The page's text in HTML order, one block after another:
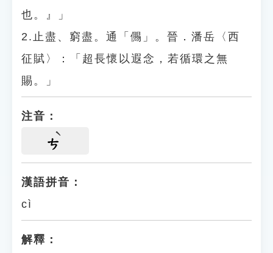
也。』」
2.止盡、窮盡。通「儩」。晉．潘岳〈西
征賦〉：「超長懷以遐念，若循環之無
賜。」
注音：
ㄘ
漢語拼音：
cì
解釋：